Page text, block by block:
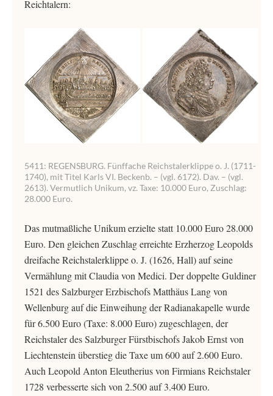
Reichtalern:
5411: REGENSBURG. Fünffache Reichstalerklippe o. J. (1711-
1740), mit Titel Karls VI. Beckenb. – (vgl. 6172). Dav. – (vgl.
2613). Vermutlich Unikum, vz. Taxe: 10.000 Euro, Zuschlag:
28.000 Euro.
Das mutmaßliche Unikum erzielte statt 10.000 Euro 28.000
Euro. Den gleichen Zuschlag erreichte Erzherzog Leopolds
dreifache Reichstalerklippe o. J. (1626, Hall) auf seine
Vermählung mit Claudia von Medici. Der doppelte Guldiner
1521 des Salzburger Erzbischofs Matthäus Lang von
Wellenburg auf die Einweihung der Radianakapelle wurde
für 6.500 Euro (Taxe: 8.000 Euro) zugeschlagen, der
Reichstaler des Salzburger Fürstbischofs Jakob Ernst von
Liechtenstein überstieg die Taxe um 600 auf 2.600 Euro.
Auch Leopold Anton Eleutherius von Firmians Reichstaler
1728 verbesserte sich von 2.500 auf 3.400 Euro.